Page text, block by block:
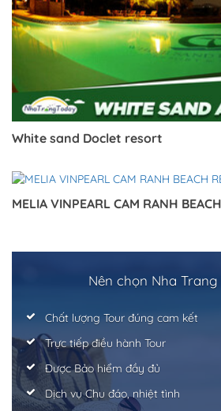
White sand Doclet resort
MELIA VINPEARL CAM RANH
Nên chọn Nha Trang
Chất lượng Tour đúng cam kết
Trực tiếp điều hành Tour
Được Bảo hiểm đầy đủ
Dịch vụ Chu đáo, nhiệt tình